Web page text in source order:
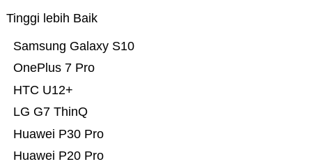
Tinggi lebih Baik
Huawei P20 Pro
Huawei P30 Pro
LG G7 ThinQ
HTC U12+
OnePlus 7 Pro
Samsung Galaxy S10